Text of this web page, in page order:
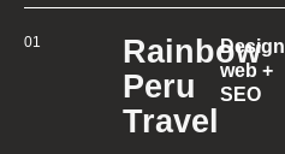
01
Rainbow
Peru
Travel
Design
web +
SEO